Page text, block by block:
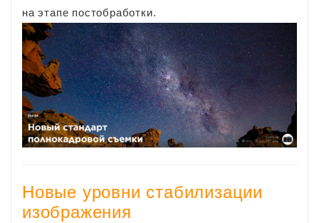
на этапе постобработки.
Новые уровни стабилизации
изображения